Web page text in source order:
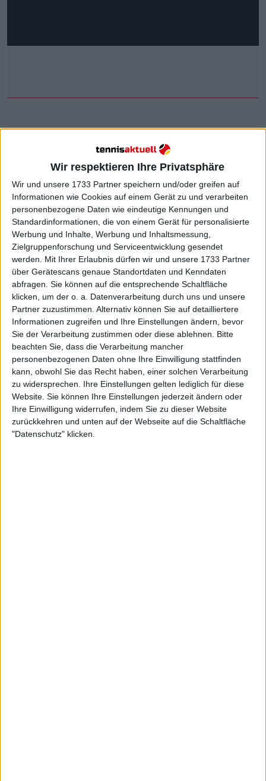
Wir respektieren Ihre Privatsphäre
Wir und unsere 1733 Partner speichern und/oder greifen auf
Informationen wie Cookies auf einem Gerät zu und verarbeiten
personenbezogene Daten wie eindeutige Kennungen und
Standardinformationen, die von einem Gerät für personalisierte
Werbung und Inhalte, Werbung und Inhaltsmessung,
Zielgruppenforschung und Serviceentwicklung gesendet
werden.
Mit Ihrer Erlaubnis dürfen wir und unsere 1733 Partner
über Gerätescans genaue Standortdaten und Kenndaten
abfragen. Sie können auf die entsprechende Schaltfläche
klicken, um der o. a. Datenverarbeitung durch uns und unsere
Partner zuzustimmen. Alternativ können Sie auf detailliertere
Informationen zugreifen und Ihre Einstellungen ändern, bevor
Sie der Verarbeitung zustimmen oder diese ablehnen.
Bitte
beachten Sie, dass die Verarbeitung mancher
personenbezogenen Daten ohne Ihre Einwilligung stattfinden
kann, obwohl Sie das Recht haben, einer solchen Verarbeitung
zu widersprechen. Ihre Einstellungen gelten lediglich für diese
Website. Sie können Ihre Einstellungen jederzeit ändern oder
Ihre Einwilligung widerrufen, indem Sie zu dieser Website
zurückkehren und unten auf der Webseite auf die Schaltfläche
"Datenschutz" klicken.
Jannik Sinner erhält ein
besonderes Geschenk von AC
Mailand-Trainer Paulo Fonseca
Die Nummer 1 der Weltrangliste, Jannik Sinner, ein
leidenschaftlicher Fan des AC Mailand, erhielt vom
Trainer der Mannschaft, Paulo Fonseca, ein
personalisiertes Trikot überreicht. "Schön, dich
kennenzulernen, Glückwunsch, tolles Spiel",
begrüßte Fonseca den Italiener. "Ein Geschenk für
Sie. Ich weiß, dass du ein Milan-Fan bist", fügte er
hinzu, während er das Trikot mit der Aufschrift
"Sinner" und der Nummer eins überreichte.
Der zweifache Grand Slam-Champion gewann seine
Gruppe bei den ATP Finals mit Siegen über
DeMinaur, Fritz und Medvedev. Sinner bereitet sich
nun auf ein anspruchsvolles Halbfinale gegen
Casper Ruud vor, der kürzlich Rublev besiegte und
Carlos Alcaraz ausschaltete.